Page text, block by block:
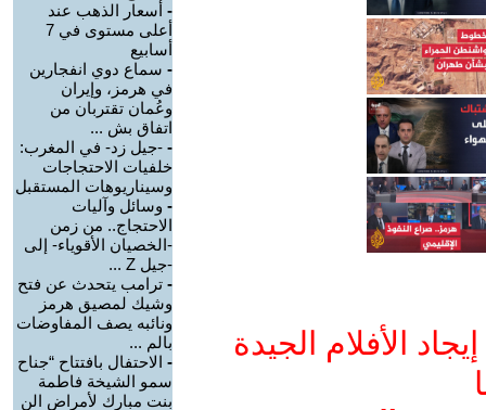
الأفلام الجيدة
- أسعار الذهب عند
أعلى مستوى في 7
أسابيع
- سماع دوي انفجارين
في هرمز، وإيران
وعُمان تقتربان من
اتفاق بش ...
- -جيل زد- في المغرب:
خلفيات الاحتجاجات
وسيناريوهات المستقبل
- وسائل وآليات
الاحتجاج.. من زمن
-الخصيان الأقوياء- إلى
-جيل Z ...
- ترامب يتحدث عن فتح
وشيك لمصيق هرمز
ونائبه يصف المفاوضات
بالم ...
- الاحتفال بافتتاح “جناح
سمو الشيخة فاطمة
بنت مبارك لأمراض الن